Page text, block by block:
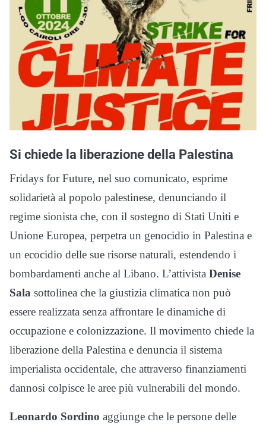
Si chiede la liberazione della Palestina
Fridays for Future, nel suo comunicato, esprime
solidarietà al popolo palestinese, denunciando il
regime sionista che, con il sostegno di Stati Uniti e
Unione Europea, perpetra un genocidio in Palestina e
un ecocidio delle sue risorse naturali, estendendo i
bombardamenti anche al Libano. L’attivista Denise
Sala sottolinea che la giustizia climatica non può
essere realizzata senza affrontare le dinamiche di
occupazione e colonizzazione. Il movimento chiede la
liberazione della Palestina e denuncia il sistema
imperialista occidentale, che attraverso finanziamenti
dannosi colpisce le aree più vulnerabili del mondo.
Leonardo Sordino aggiunge che le persone delle